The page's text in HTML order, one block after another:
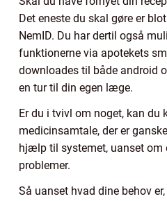
Det eneste du skal gøre er
NemID. Du har dertil også
funktionerne via apotekets
downloades til både android
en tur til din egen læge.
Er du i tvivl om noget, kan du
medicinsamtale, der er
hjælp til systemet, uanset om
problemer.
Så uanset hvad dine behov